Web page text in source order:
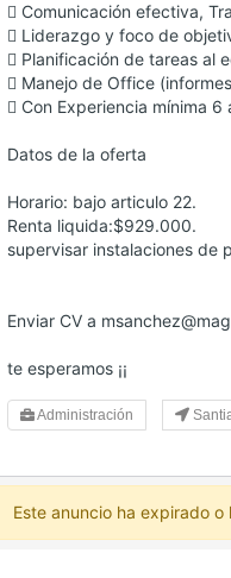
 Comunicación efectiva,
 Liderazgo y foco de
 Planificación de tareas al
 Manejo de Office
 Con Experiencia mínima
Datos de la oferta
Horario: bajo articulo 22.
Renta liquida:$929.000.
supervisar instalaciones de
Enviar CV a
te esperamos ¡¡
Administración
Este anuncio ha expirado